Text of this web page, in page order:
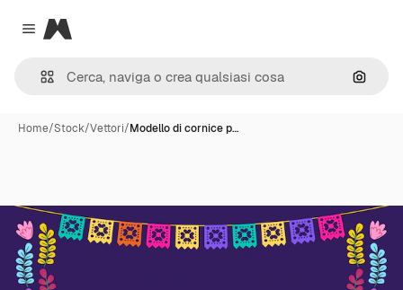
Close menu
Magnific
Cerca
Home/Stock/Vettori/Modello di cornice p…